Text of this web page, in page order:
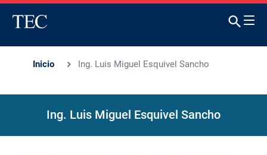
Inicio Ing. Luis Miguel Esquivel Sancho
Ing. Luis Miguel Esquivel Sancho